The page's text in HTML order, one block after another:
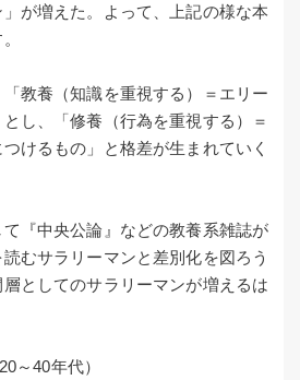
が増えた。よって、上記の様な本
教養（知識を重視する）＝エリー
し、「修養（行為を重視する）＝
けるもの」と格差が生まれていく
『中央公論』などの教養系雑誌が
むサラリーマンと差別化を図ろう
としてのサラリーマンが増えるは
～40年代）